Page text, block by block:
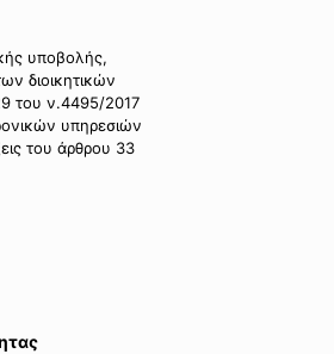
υποβολής,
διοικητικών
του ν.4495/2017
υπηρεσιών
του άρθρου 33